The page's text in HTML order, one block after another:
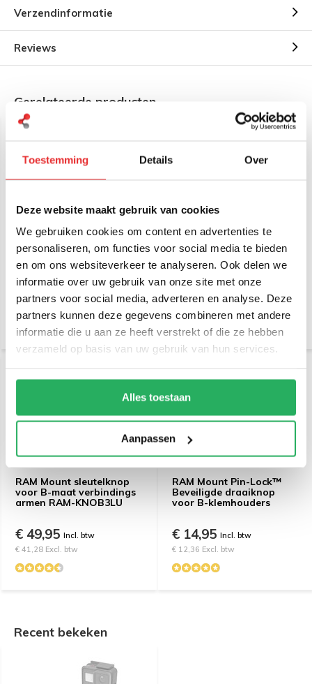
Toestemming Details Over
Deze website maakt gebruik van cookies
We gebruiken cookies om content en advertenties te
personaliseren, om functies voor social media te bieden
en om ons websiteverkeer te analyseren. Ook delen we
informatie over uw gebruik van onze site met onze
partners voor social media, adverteren en analyse. Deze
partners kunnen deze gegevens combineren met andere
informatie die u aan ze heeft verstrekt of die ze hebben
verzameld op basis van uw gebruik van hun services.
Alles toestaan
Aanpassen
Verzendinformatie
Reviews
Gerelateerde producten
RAM Mount Twist-lock
Zuignap Basis met B-
kogel (25 mm) - RAM-B-
224-1U
€ 29,95 Incl. btw
Zuignap met B-Kogel (25
mm) - RAP-B-224-2U
€ 24,95 Incl. btw
RAM Mount sleutelknop
voor B-maat verbindings
armen RAM-KNOB3LU
€ 49,95 Incl. btw
€ 41,28 Excl. btw
RAM Mount Pin-Lock™
Beveiligde draaiknop
voor B-klemhouders
€ 14,95 Incl. btw
€ 12,36 Excl. btw
Recent bekeken